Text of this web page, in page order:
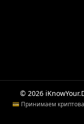
© 2026
💳 Принимаем